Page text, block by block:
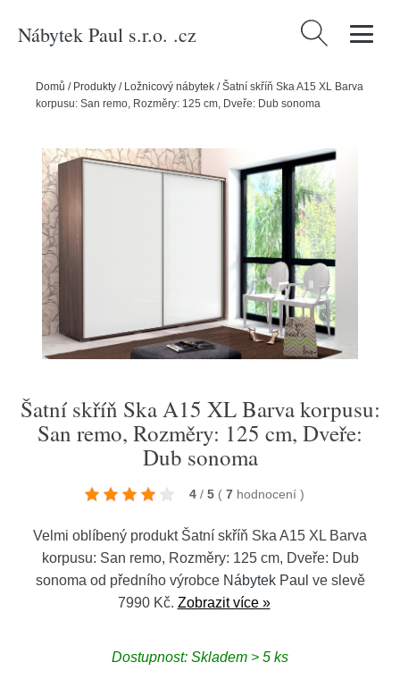
Nábytek Paul s.r.o. .cz Vyhledávání
Domů / Produkty / Ložnicový nábytek /Šatní skříň Ska A15 XL Barva
korpusu: San remo, Rozměry: 125 cm, Dveře: Dub sonoma
Šatní skříň Ska A15 XL Barva korpusu:
San remo, Rozměry: 125 cm, Dveře:
Dub sonoma
4 / 5 ( 7 hodnocení )
Velmi oblíbený produkt Šatní skříň Ska A15 XL Barva
korpusu: San remo, Rozměry: 125 cm, Dveře: Dub
sonoma od předního výrobce Nábytek Paul ve slevě
7990 Kč. Zobrazit více »
Dostupnost: Skladem > 5 ks